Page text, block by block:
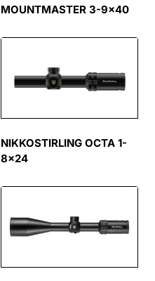
MOUNTMASTER 3-9×40
NIKKOSTIRLING OCTA 1-
8×24